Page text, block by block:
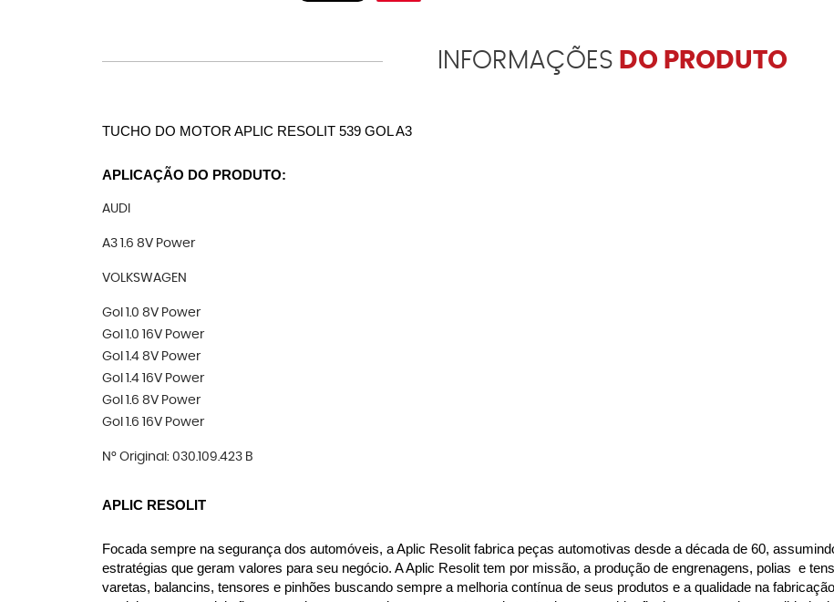
INFORMAÇÕES DO PRODUTO
TUCHO DO MOTOR APLIC RESOLIT 539 GOL A3
APLICAÇÃO DO PRODUTO:
AUDI
A3 1.6 8V Power
VOLKSWAGEN
Gol 1.0 8V Power
Gol 1.0 16V Power
Gol 1.4 8V Power
Gol 1.4 16V Power
Gol 1.6 8V Power
Gol 1.6 16V Power
N° Original: 030.109.423 B
APLIC RESOLIT
Focada sempre na segurança dos automóveis, a Aplic Resolit fabrica peças automotivas desde a década de 60,
estratégias que geram valores para seu negócio. A Aplic Resolit tem por missão, a produção de engrenagens, polias  e
varetas, balancins, tensores e pinhões buscando sempre a melhoria contínua de seus produtos e a qualidade na